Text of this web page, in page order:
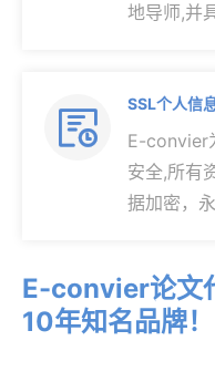
地导师,并

SSL个人信
E-convier
安全,所有
据加密，
E-convier论文
10年知名品牌！